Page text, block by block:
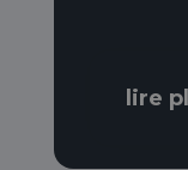
lire